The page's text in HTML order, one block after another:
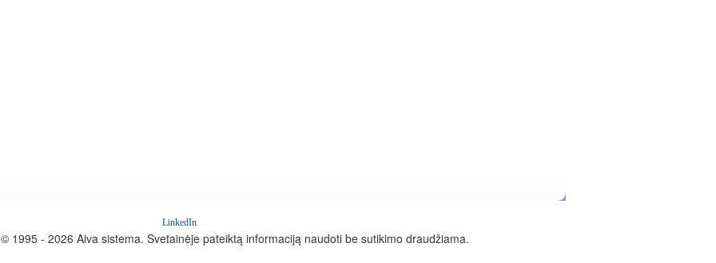
LinkedIn
© 1995 - 2026 Aiva sistema. Svetainėje pateiktą informaciją naudoti be sutikimo draudžiama.